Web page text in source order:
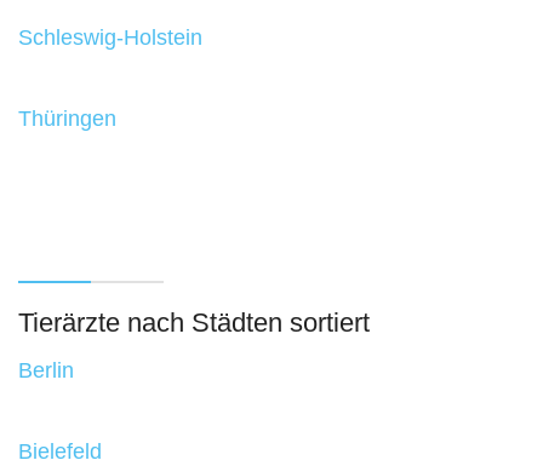
Schleswig-Holstein
Thüringen
Tierärzte nach Städten sortiert
Berlin
Bielefeld